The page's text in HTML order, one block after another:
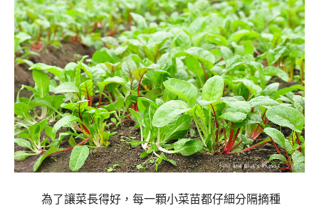
為了讓菜長得好，每一顆小菜苗都仔細分隔摘種